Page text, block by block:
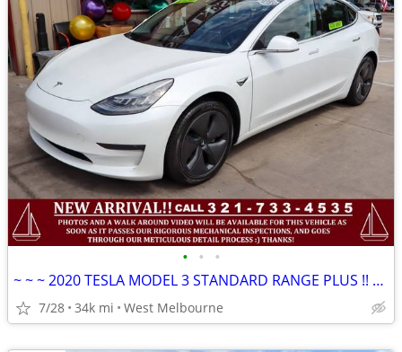
• • •
~ ~ ~ 2020 TESLA MODEL 3 STANDARD RANGE PLUS !! 1 OWNER !!CLEAN CARFAX
7/28 34k mi West Melbourne